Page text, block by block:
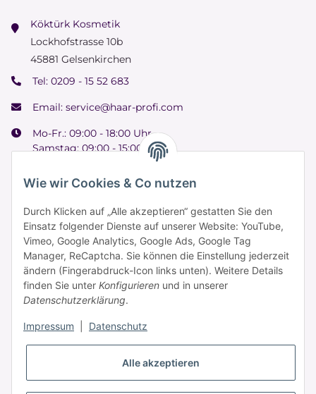
Wie wir Cookies & Co nutzen
Durch Klicken auf „Alle akzeptieren“ gestatten Sie den
Einsatz folgender Dienste auf unserer Website: YouTube,
Vimeo, Google Analytics, Google Ads, Google Tag
Manager, ReCaptcha. Sie können die Einstellung jederzeit
ändern (Fingerabdruck-Icon links unten). Weitere Details
finden Sie unter Konfigurieren und in unserer
Datenschutzerklärung.
Impressum Datenschutz
Alle akzeptieren
Köktürk Kosmetik
Lockhofstrasse 10b
45881 Gelsenkirchen
Tel: 0209 - 15 52 683
Email: service@haar-profi.com
Mo-Fr.: 09:00 - 18:00 Uhr
Samstag: 09:00 - 15:00 Uhr
Informationen
Zahlung & Versand